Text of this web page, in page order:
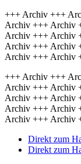
+++ Archiv +++
Archiv +++ Archiv
Archiv +++ Archiv
Archiv +++ Archiv
Archiv +++ Archiv
+++ Archiv +++
Archiv +++ Archiv
Archiv +++ Archiv
Archiv +++ Archiv
Archiv +++ Archiv
Direkt zum
Direkt zum